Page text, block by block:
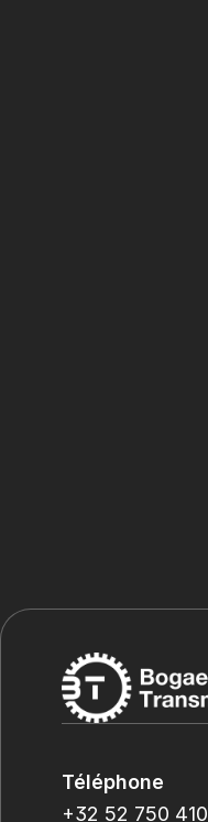
Téléphone
+32 52 750 410